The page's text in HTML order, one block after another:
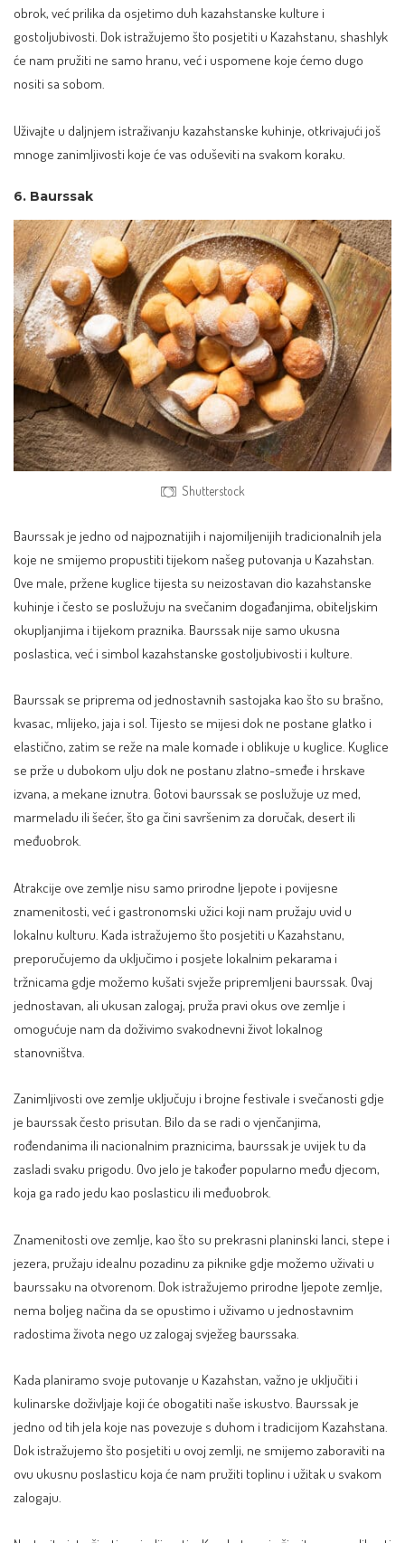
obrok, već prilika da osjetimo duh kazahstanske kulture i
gostoljubivosti. Dok istražujemo što posjetiti u Kazahstanu, shashlyk
će nam pružiti ne samo hranu, već i uspomene koje ćemo dugo
nositi sa sobom.
Uživajte u daljnjem istraživanju kazahstanske kuhinje, otkrivajući još
mnoge zanimljivosti koje će vas oduševiti na svakom koraku.
6. Baurssak
Shutterstock
Baurssak je jedno od najpoznatijih i najomiljenijih tradicionalnih jela
koje ne smijemo propustiti tijekom našeg putovanja u Kazahstan.
Ove male, pržene kuglice tijesta su neizostavan dio kazahstanske
kuhinje i često se poslužuju na svečanim događanjima, obiteljskim
okupljanjima i tijekom praznika. Baurssak nije samo ukusna
poslastica, već i simbol kazahstanske gostoljubivosti i kulture.
Baurssak se priprema od jednostavnih sastojaka kao što su brašno,
kvasac, mlijeko, jaja i sol. Tijesto se mijesi dok ne postane glatko i
elastično, zatim se reže na male komade i oblikuje u kuglice. Kuglice
se prže u dubokom ulju dok ne postanu zlatno-smeđe i hrskave
izvana, a mekane iznutra. Gotovi baurssak se poslužuje uz med,
marmeladu ili šećer, što ga čini savršenim za doručak, desert ili
međuobrok.
Atrakcije ove zemlje nisu samo prirodne ljepote i povijesne
znamenitosti, već i gastronomski užici koji nam pružaju uvid u
lokalnu kulturu. Kada istražujemo što posjetiti u Kazahstanu,
preporučujemo da uključimo i posjete lokalnim pekarama i
tržnicama gdje možemo kušati svježe pripremljeni baurssak. Ovaj
jednostavan, ali ukusan zalogaj, pruža pravi okus ove zemlje i
omogućuje nam da doživimo svakodnevni život lokalnog
stanovništva.
Zanimljivosti ove zemlje uključuju i brojne festivale i svečanosti gdje
je baurssak često prisutan. Bilo da se radi o vjenčanjima,
rođendanima ili nacionalnim praznicima, baurssak je uvijek tu da
zasladi svaku prigodu. Ovo jelo je također popularno među djecom,
koja ga rado jedu kao poslasticu ili međuobrok.
Znamenitosti ove zemlje, kao što su prekrasni planinski lanci, stepe i
jezera, pružaju idealnu pozadinu za piknike gdje možemo uživati u
baurssaku na otvorenom. Dok istražujemo prirodne ljepote zemlje,
nema boljeg načina da se opustimo i uživamo u jednostavnim
radostima života nego uz zalogaj svježeg baurssaka.
Kada planiramo svoje putovanje u Kazahstan, važno je uključiti i
kulinarske doživljaje koji će obogatiti naše iskustvo. Baurssak je
jedno od tih jela koje nas povezuje s duhom i tradicijom Kazahstana.
Dok istražujemo što posjetiti u ovoj zemlji, ne smijemo zaboraviti na
ovu ukusnu poslasticu koja će nam pružiti toplinu i užitak u svakom
zalogaju.